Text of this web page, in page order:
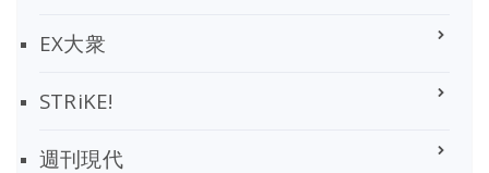
EX大衆
STRiKE!
週刊現代